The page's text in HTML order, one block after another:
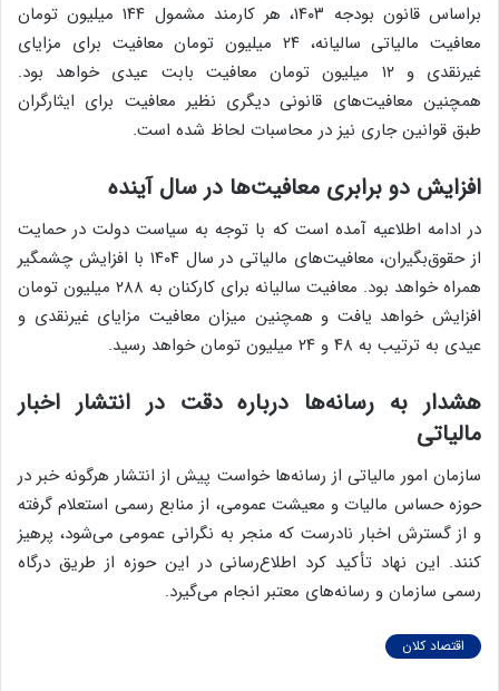
براساس قانون بودجه ۱۴۰۳، هر کارمند مشمول ۱۴۴ میلیون تومان
معافیت مالیاتی سالیانه، ۲۴ میلیون تومان معافیت برای مزایای
غیرنقدی و ۱۲ میلیون تومان معافیت بابت عیدی خواهد بود.
همچنین معافیت‌های قانونی دیگری نظیر معافیت برای ایثارگران
طبق قوانین جاری نیز در محاسبات لحاظ شده است.
افزایش دو برابری معافیت‌ها در سال آینده
در ادامه اطلاعیه آمده است که با توجه به سیاست دولت در حمایت
از حقوق‌بگیران، معافیت‌های مالیاتی در سال ۱۴۰۴ با افزایش چشمگیر
همراه خواهد بود. معافیت سالیانه برای کارکنان به ۲۸۸ میلیون تومان
افزایش خواهد یافت و همچنین میزان معافیت مزایای غیرنقدی و
عیدی به ترتیب به ۴۸ و ۲۴ میلیون تومان خواهد رسید.
هشدار به رسانه‌ها درباره دقت در انتشار اخبار
مالیاتی
سازمان امور مالیاتی از رسانه‌ها خواست پیش از انتشار هرگونه خبر در
حوزه حساس مالیات و معیشت عمومی، از منابع رسمی استعلام گرفته
و از گسترش اخبار نادرست که منجر به نگرانی عمومی می‌شود، پرهیز
کنند. این نهاد تأکید کرد اطلاع‌رسانی در این حوزه از طریق درگاه
رسمی سازمان و رسانه‌های معتبر انجام می‌گیرد.
اقتصاد کلان